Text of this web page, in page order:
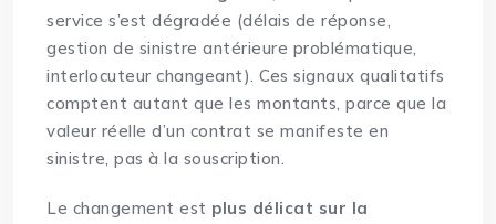
service s’est dégradée (délais de réponse,
gestion de sinistre antérieure problématique,
interlocuteur changeant). Ces signaux qualitatifs
comptent autant que les montants, parce que la
valeur réelle d’un contrat se manifeste en
sinistre, pas à la souscription.
Le changement est plus délicat sur la